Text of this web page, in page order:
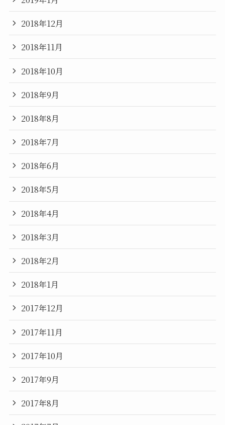
2018年12月
2018年11月
2018年10月
2018年9月
2018年8月
2018年7月
2018年6月
2018年5月
2018年4月
2018年3月
2018年2月
2018年1月
2017年12月
2017年11月
2017年10月
2017年9月
2017年8月